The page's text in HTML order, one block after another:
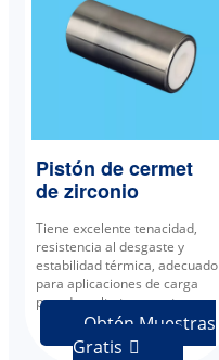
Pistón de cermet
de zirconio
Tiene excelente tenacidad,
resistencia al desgaste y
estabilidad térmica, adecuado
para aplicaciones de carga
pesada y alta temperatura.
Obtén Muestras
Gratis 